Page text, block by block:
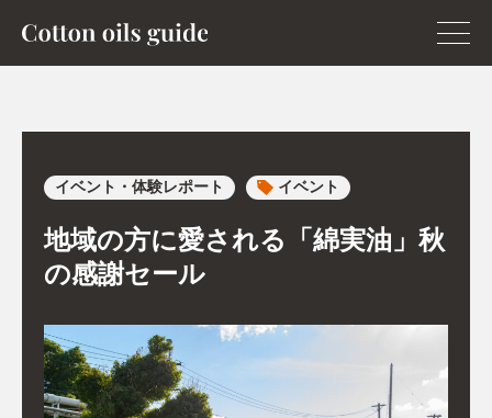
イベント・体験レポート イベント
地域の方に愛される「綿実油」秋
の感謝セール